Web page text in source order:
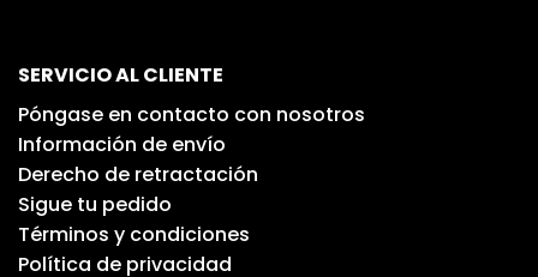
SERVICIO AL CLIENTE
Póngase en contacto con nosotros
Información de envío
Derecho de retractación
Sigue tu pedido
Términos y condiciones
Política de privacidad